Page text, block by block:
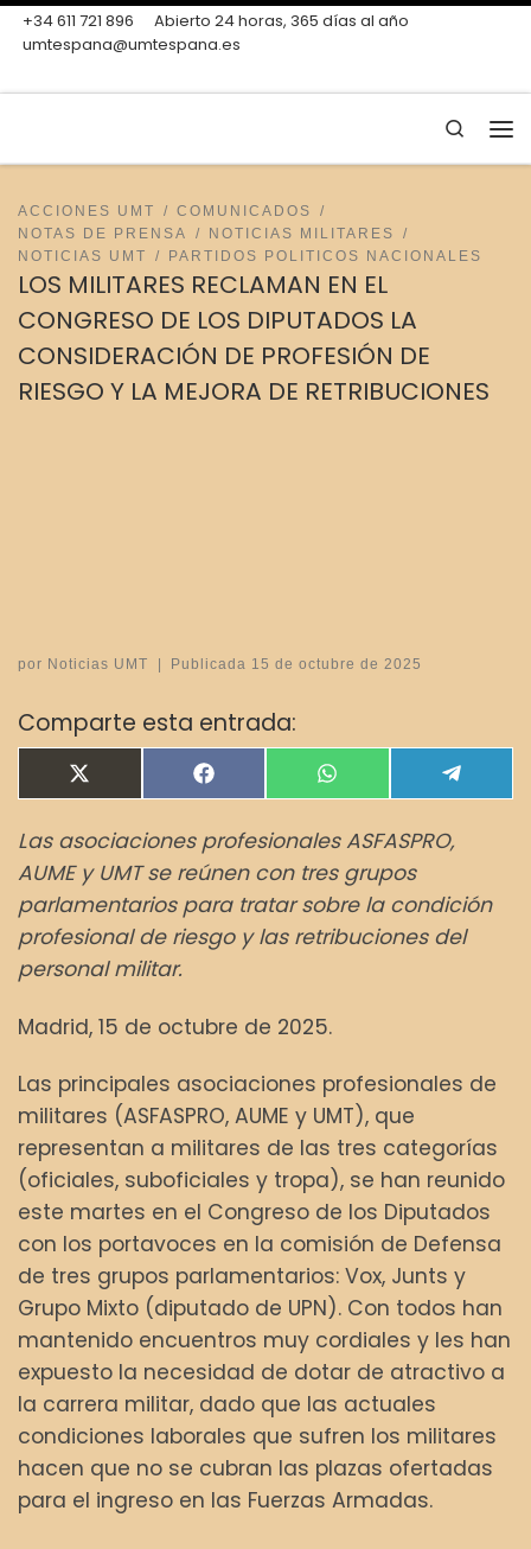
Skip to content
+34 611 721 896
Abierto 24 horas, 365 días al año
umtespana@umtespana.es
Search
ACCIONES UMT
COMUNICADOS
NOTAS DE PRENSA
NOTICIAS MILITARES
NOTICIAS UMT
PARTIDOS POLITICOS NACIONALES
LOS MILITARES RECLAMAN EN EL
CONGRESO DE LOS DIPUTADOS LA
CONSIDERACIÓN DE PROFESIÓN DE
RIESGO Y LA MEJORA DE RETRIBUCIONES
por Noticias UMT Publicada 15 de octubre de 2025
Comparte esta entrada:
Compartir en
X
(
w
i
t
t
e
r
)
Compartir en
F
a
e
b
o
o
Compartir en
W
h
t
s
A
p
p
e
a
m
Las asociaciones profesionales ASFASPRO,
AUME y UMT se reúnen con tres grupos
parlamentarios para tratar sobre la condición
profesional de riesgo y las retribuciones del
personal militar.
Madrid, 15 de octubre de 2025.
Las principales asociaciones profesionales de
militares (ASFASPRO, AUME y UMT), que
representan a militares de las tres categorías
(oficiales, suboficiales y tropa), se han reunido
este martes en el Congreso de los Diputados
con los portavoces en la comisión de Defensa
de tres grupos parlamentarios: Vox, Junts y
Grupo Mixto (diputado de UPN). Con todos han
mantenido encuentros muy cordiales y les han
expuesto la necesidad de dotar de atractivo a
la carrera militar, dado que las actuales
condiciones laborales que sufren los militares
hacen que no se cubran las plazas ofertadas
para el ingreso en las Fuerzas Armadas.